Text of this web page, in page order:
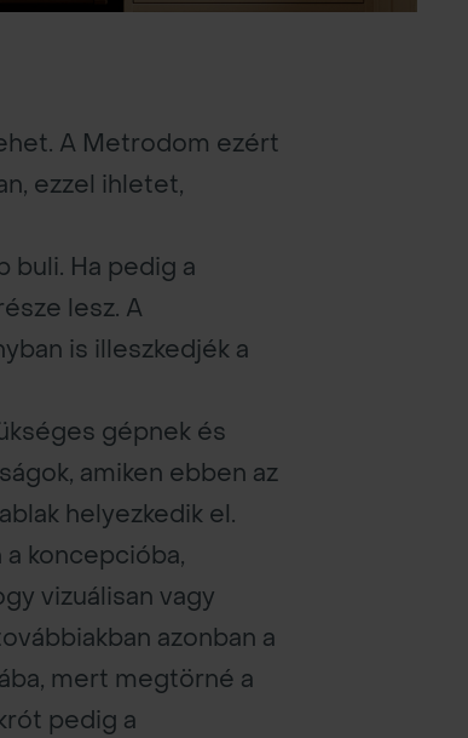
A Metrodom ezért
ezzel ihletet,
buli. Ha pedig a
lesz. A
is illeszkedjék a
gépnek és
amiken ebben az
helyezkedik el.
koncepcióba,
vizuálisan vagy
azonban a
mert megtörné a
pedig a